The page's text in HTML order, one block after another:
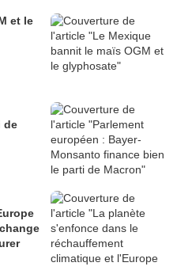
et le
de